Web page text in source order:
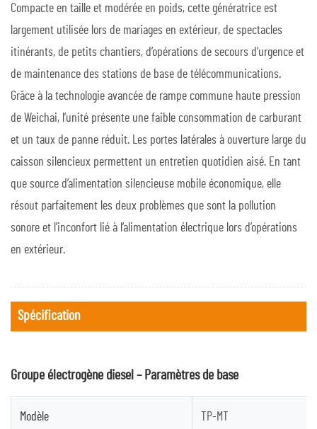
Compacte en taille et modérée en poids, cette génératrice est
largement utilisée lors de mariages en extérieur, de spectacles
itinérants, de petits chantiers, d’opérations de secours d’urgence et
de maintenance des stations de base de télécommunications.
Grâce à la technologie avancée de rampe commune haute pression
de Weichai, l’unité présente une faible consommation de carburant
et un taux de panne réduit. Les portes latérales à ouverture large du
caisson silencieux permettent un entretien quotidien aisé. En tant
que source d’alimentation silencieuse mobile économique, elle
résout parfaitement les deux problèmes que sont la pollution
sonore et l’inconfort lié à l’alimentation électrique lors d’opérations
en extérieur.
Spécification
Groupe électrogène diesel – Paramètres de base
Modèle TP-MT